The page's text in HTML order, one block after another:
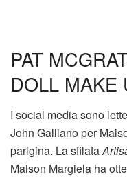
PAT
DOLL MAKE
I social media sono
John Galliano per
parigina. La sfilata
Maison Margiela ha